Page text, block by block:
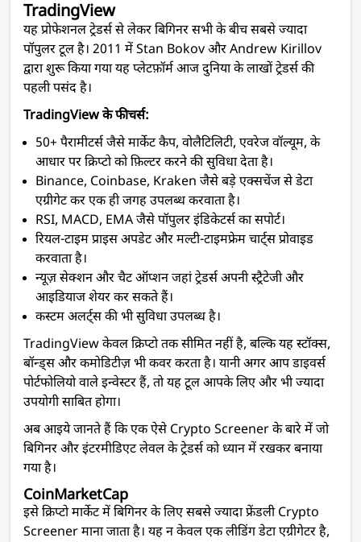
TradingView
यह प्रोफेशनल ट्रेडर्स से लेकर बिगिनर सभी के बीच सबसे ज्यादा
पॉपुलर टूल है। 2011 में Stan Bokov और Andrew Kirillov
द्वारा शुरू किया गया यह प्लेटफ़ॉर्म आज दुनिया के लाखों ट्रेडर्स की
पहली पसंद है।
TradingView के फीचर्स:
50+ पैरामीटर्स जैसे मार्केट कैप, वोलैटिलिटी, एवरेज वॉल्यूम, के
आधार पर क्रिप्टो को फ़िल्टर करने की सुविधा देता है।
Binance, Coinbase, Kraken जैसे बड़े एक्सचेंज से डेटा
एग्रीगेट कर एक ही जगह उपलब्ध करवाता है।
RSI, MACD, EMA जैसे पॉपुलर इंडिकेटर्स का सपोर्ट।
रियल-टाइम प्राइस अपडेट और मल्टी-टाइमफ्रेम चार्ट्स प्रोवाइड
करवाता है।
न्यूज़ सेक्शन और चैट ऑप्शन जहां ट्रेडर्स अपनी स्ट्रैटेजी और
आइडियाज शेयर कर सकते हैं।
कस्टम अलर्ट्स की भी सुविधा उपलब्ध है।
TradingView केवल क्रिप्टो तक सीमित नहीं है, बल्कि यह स्टॉक्स,
बॉन्ड्स और कमोडिटीज़ भी कवर करता है। यानी अगर आप डाइवर्स
पोर्टफोलियो वाले इन्वेस्टर हैं, तो यह टूल आपके लिए और भी ज्यादा
उपयोगी साबित होगा।
अब आइये जानते हैं कि एक ऐसे Crypto Screener के बारे में जो
बिगिनर और इंटरमीडिएट लेवल के ट्रेडर्स को ध्यान में रखकर बनाया
गया है।
CoinMarketCap
इसे क्रिप्टो मार्केट में बिगिनर के लिए सबसे ज्यादा फ्रेंडली Crypto
Screener माना जाता है। यह न केवल एक लीडिंग डेटा एग्रीगेटर है,